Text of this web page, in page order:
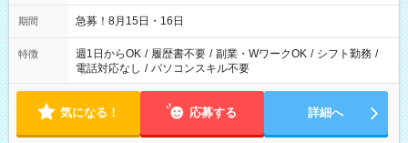
期間 急募！8月15日・16日
特徴 週1日からOK / 履歴書不要 / 副業・WワークOK / シフト勤務 /
電話対応なし / パソコンスキル不要
気になる！ 応募する 詳細へ